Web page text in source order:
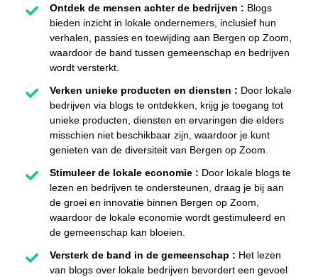
Ontdek de mensen achter de bedrijven : Blogs
bieden inzicht in lokale ondernemers, inclusief hun
verhalen, passies en toewijding aan Bergen op Zoom,
waardoor de band tussen gemeenschap en bedrijven
wordt versterkt.
Verken unieke producten en diensten : Door lokale
bedrijven via blogs te ontdekken, krijg je toegang tot
unieke producten, diensten en ervaringen die elders
misschien niet beschikbaar zijn, waardoor je kunt
genieten van de diversiteit van Bergen op Zoom.
Stimuleer de lokale economie : Door lokale blogs te
lezen en bedrijven te ondersteunen, draag je bij aan
de groei en innovatie binnen Bergen op Zoom,
waardoor de lokale economie wordt gestimuleerd en
de gemeenschap kan bloeien.
Versterk de band in de gemeenschap : Het lezen
van blogs over lokale bedrijven bevordert een gevoel